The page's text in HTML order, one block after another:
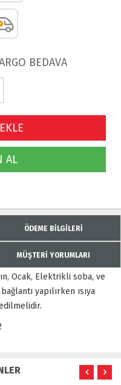
BEDAVA
AL
ÖDEME BİLGİLERİ
MÜŞTERİ YORUMLARI
Ocak, Elektrikli soba, ve
yapılırken ısıya